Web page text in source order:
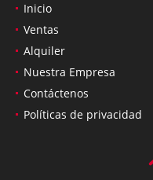
Inicio
Ventas
Alquiler
Nuestra Empresa
Contáctenos
Políticas de privacidad